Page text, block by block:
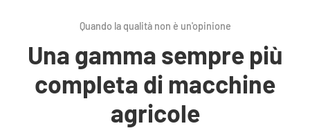
Quando la qualità non è un'opinione
Una gamma sempre più
completa di macchine
agricole